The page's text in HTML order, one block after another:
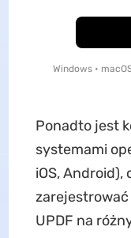
Windows •
Ponadto jest
systemami
iOS, Android),
UPDF na